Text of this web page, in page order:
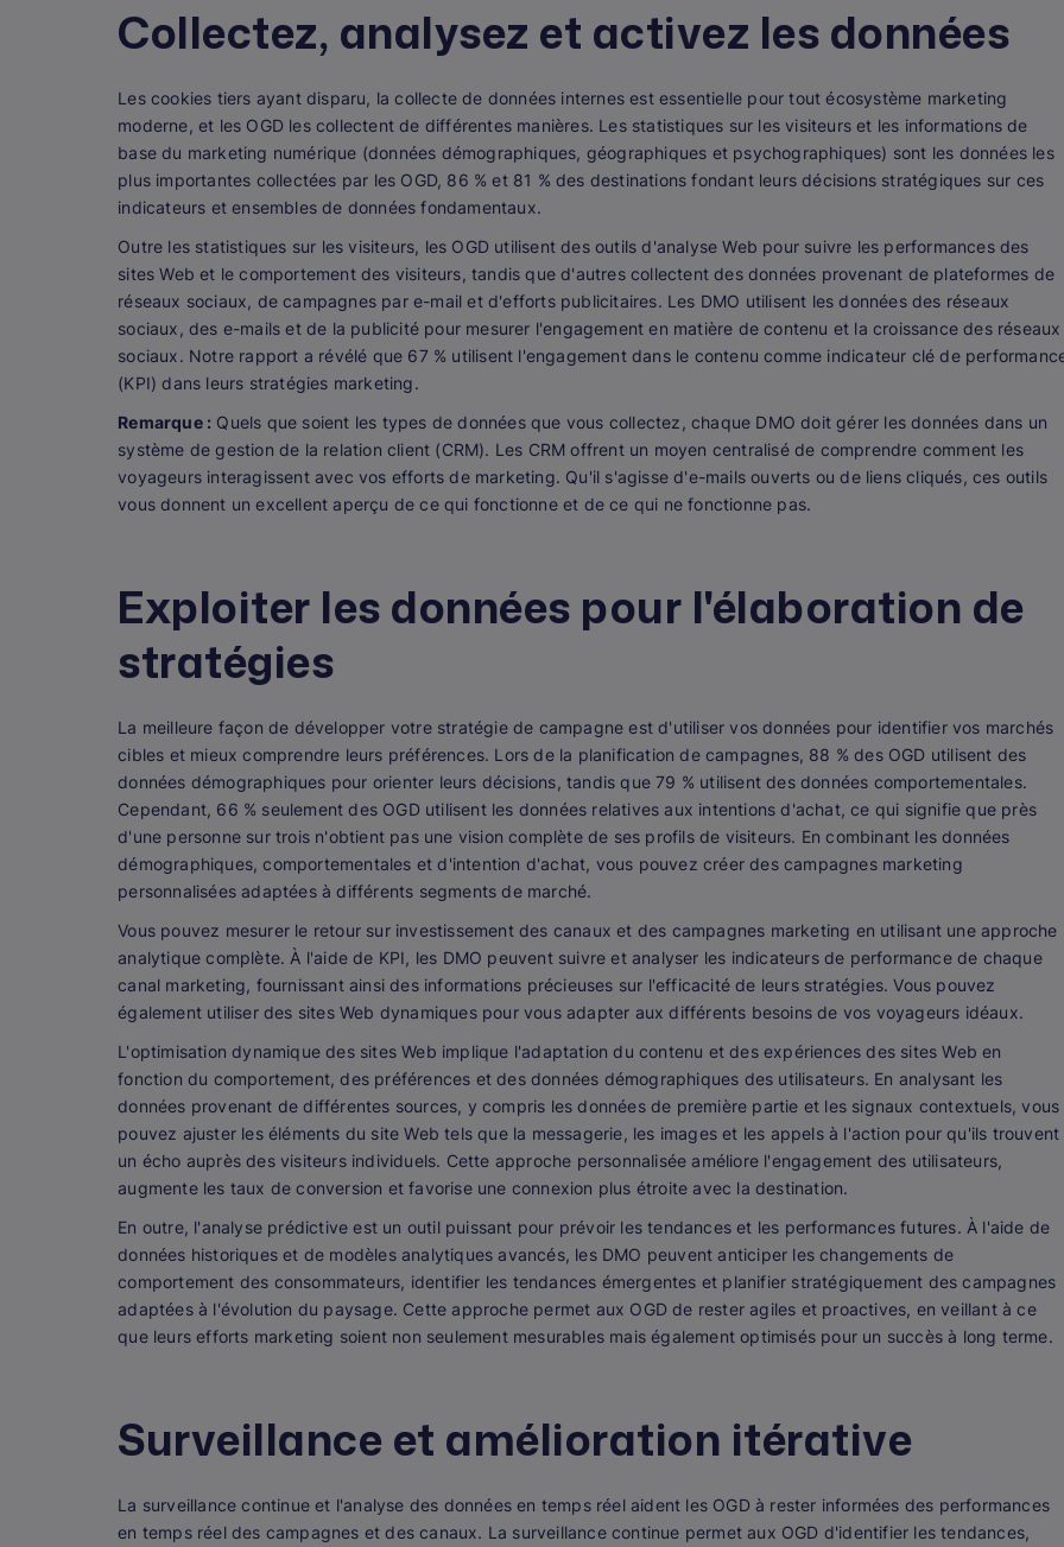
Collectez, analysez et activez les données
Les cookies tiers ayant disparu, la collecte de données internes est essentielle pour tout écosystème marketing
moderne, et les OGD les collectent de différentes manières. Les statistiques sur les visiteurs et les informations de
base du marketing numérique (données démographiques, géographiques et psychographiques) sont les données les
plus importantes collectées par les OGD, 86 % et 81 % des destinations fondant leurs décisions stratégiques sur ces
indicateurs et ensembles de données fondamentaux.
Outre les statistiques sur les visiteurs, les OGD utilisent des outils d'analyse Web pour suivre les performances des
sites Web et le comportement des visiteurs, tandis que d'autres collectent des données provenant de plateformes de
réseaux sociaux, de campagnes par e-mail et d'efforts publicitaires. Les DMO utilisent les données des réseaux
sociaux, des e-mails et de la publicité pour mesurer l'engagement en matière de contenu et la croissance des réseaux
sociaux. Notre rapport a révélé que 67 % utilisent l'engagement dans le contenu comme indicateur clé de
(KPI) dans leurs stratégies marketing.
Remarque : Quels que soient les types de données que vous collectez, chaque DMO doit gérer les données dans un
système de gestion de la relation client (CRM). Les CRM offrent un moyen centralisé de comprendre comment les
voyageurs interagissent avec vos efforts de marketing. Qu'il s'agisse d'e-mails ouverts ou de liens cliqués, ces outils
vous donnent un excellent aperçu de ce qui fonctionne et de ce qui ne fonctionne pas.
Exploiter les données pour l'élaboration de
stratégies
La meilleure façon de développer votre stratégie de campagne est d'utiliser vos données pour identifier vos marchés
cibles et mieux comprendre leurs préférences. Lors de la planification de campagnes, 88 % des OGD utilisent des
données démographiques pour orienter leurs décisions, tandis que 79 % utilisent des données comportementales.
Cependant, 66 % seulement des OGD utilisent les données relatives aux intentions d'achat, ce qui signifie que près
d'une personne sur trois n'obtient pas une vision complète de ses profils de visiteurs. En combinant les données
démographiques, comportementales et d'intention d'achat, vous pouvez créer des campagnes marketing
personnalisées adaptées à différents segments de marché.
Vous pouvez mesurer le retour sur investissement des canaux et des campagnes marketing en utilisant une approche
analytique complète. À l'aide de KPI, les DMO peuvent suivre et analyser les indicateurs de performance de chaque
canal marketing, fournissant ainsi des informations précieuses sur l'efficacité de leurs stratégies. Vous pouvez
également utiliser des sites Web dynamiques pour vous adapter aux différents besoins de vos voyageurs idéaux.
L'optimisation dynamique des sites Web implique l'adaptation du contenu et des expériences des sites Web en
fonction du comportement, des préférences et des données démographiques des utilisateurs. En analysant les
données provenant de différentes sources, y compris les données de première partie et les signaux contextuels, vous
pouvez ajuster les éléments du site Web tels que la messagerie, les images et les appels à l'action pour qu'ils trouvent
un écho auprès des visiteurs individuels. Cette approche personnalisée améliore l'engagement des utilisateurs,
augmente les taux de conversion et favorise une connexion plus étroite avec la destination.
En outre, l'analyse prédictive est un outil puissant pour prévoir les tendances et les performances futures. À l'aide de
données historiques et de modèles analytiques avancés, les DMO peuvent anticiper les changements de
comportement des consommateurs, identifier les tendances émergentes et planifier stratégiquement des campagnes
adaptées à l'évolution du paysage. Cette approche permet aux OGD de rester agiles et proactives, en veillant à ce
que leurs efforts marketing soient non seulement mesurables mais également optimisés pour un succès à long terme.
Surveillance et amélioration itérative
La surveillance continue et l'analyse des données en temps réel aident les OGD à rester informées des performances
en temps réel des campagnes et des canaux. La surveillance continue permet aux OGD d'identifier les tendances,